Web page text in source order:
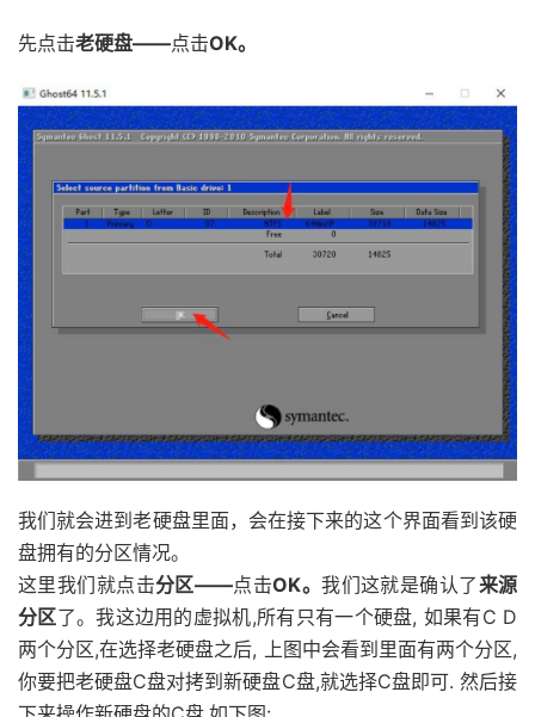
先点击老硬盘——点击OK。
我们就会进到老硬盘里面，会在接下来的这个界面看到该硬
盘拥有的分区情况。
这里我们就点击分区——点击OK。我们这就是确认了 来源
分区了。我这边用的虚拟机,所有只有一个硬盘, 如果有C D
两个分区,在选择老硬盘之后, 上图中会看到里面有两个分区,
你要把老硬盘C盘对拷到新硬盘C盘,就选择C盘即可. 然后接